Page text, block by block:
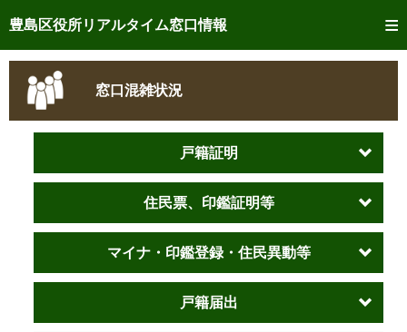
豊島区役所リアルタイム窓口情報
トップページへ
ご利用方法
事前予約
リアルタイム窓口混雑状況
リアルタイム交付状況確認
窓口混雑状況
戸籍証明
住民票、印鑑証明等
マイナ・印鑑登録・住民異動等
戸籍届出